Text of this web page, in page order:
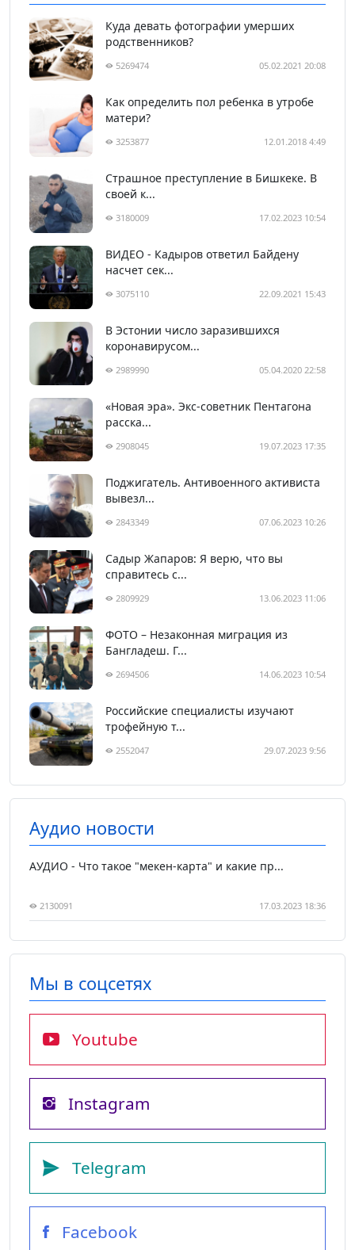
Куда девать фотографии умерших
родственников?
5269474 05.02.2021 20:08
Как определить пол ребенка в утробе
матери?
3253877 12.01.2018 4:49
Страшное преступление в Бишкеке. В
своей к...
3180009 17.02.2023 10:54
ВИДЕО - Кадыров ответил Байдену
насчет сек...
3075110 22.09.2021 15:43
В Эстонии число заразившихся
коронавирусом...
2989990 05.04.2020 22:58
«Новая эра». Экс-советник Пентагона
расска...
2908045 19.07.2023 17:35
Поджигатель. Антивоенного активиста
вывезл...
2843349 07.06.2023 10:26
Садыр Жапаров: Я верю, что вы
справитесь с...
2809929 13.06.2023 11:06
ФОТО – Незаконная миграция из
Бангладеш. Г...
2694506 14.06.2023 10:54
Российские специалисты изучают
трофейную т...
2552047 29.07.2023 9:56
Аудио новости
АУДИО - Что такое "мекен-карта" и какие пр...
2130091 17.03.2023 18:36
Мы в соцсетях
Youtube
Instagram
Telegram
Facebook